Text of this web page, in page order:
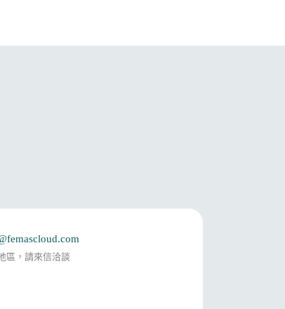
區，請來信洽談